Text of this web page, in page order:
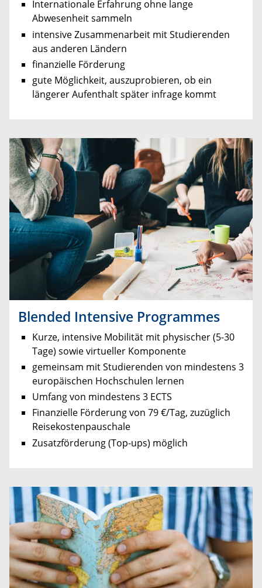
Internationale Erfahrung ohne lange
Abwesenheit sammeln
intensive Zusammenarbeit mit Studierenden
aus anderen Ländern
finanzielle Förderung
gute Möglichkeit, auszuprobieren, ob ein
längerer Aufenthalt später infrage kommt
Blended Intensive Programmes
Kurze, intensive Mobilität mit physischer (5-30
Tage) sowie virtueller Komponente
gemeinsam mit Studierenden von mindestens 3
europäischen Hochschulen lernen
Umfang von mindestens 3 ECTS
Finanzielle Förderung von 79 €/Tag, zuzüglich
Reisekostenpauschale
Zusatzförderung (Top-ups) möglich